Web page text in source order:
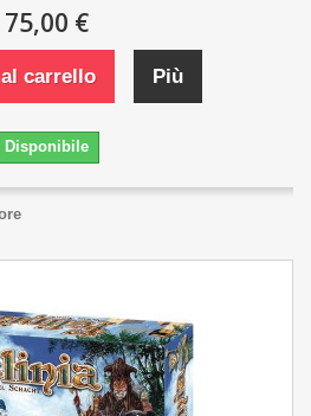
75,00 €
carrello Più
Disponibile